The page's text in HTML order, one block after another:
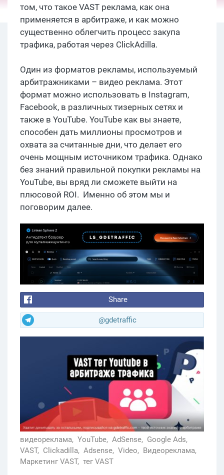
том, что такое VAST реклама, как она
применяется в арбитраже, и как можно
существенно облегчить процесс закупа
трафика, работая через ClickAdilla.
Один из форматов рекламы, используемый
арбитражниками – видео реклама. Этот
формат можно использовать в Instagram,
Facebook, в различных тизерных сетях и
также в YouTube. YouTube как вы знаете,
способен дать миллионы просмотров и
охвата за считанные дни, что делает его
очень мощным источником трафика. Однако
без знаний правильной покупки рекламы на
YouTube, вы вряд ли сможете выйти на
плюсовой ROI. Именно об этом мы и
поговорим далее.
Share
@gdetraffic
видеореклама, YouTube, AdSense, Google Ads,
VAST, Clickadilla, Adsense, Video, Видеореклама,
Маркетинг VAST, тег VAST